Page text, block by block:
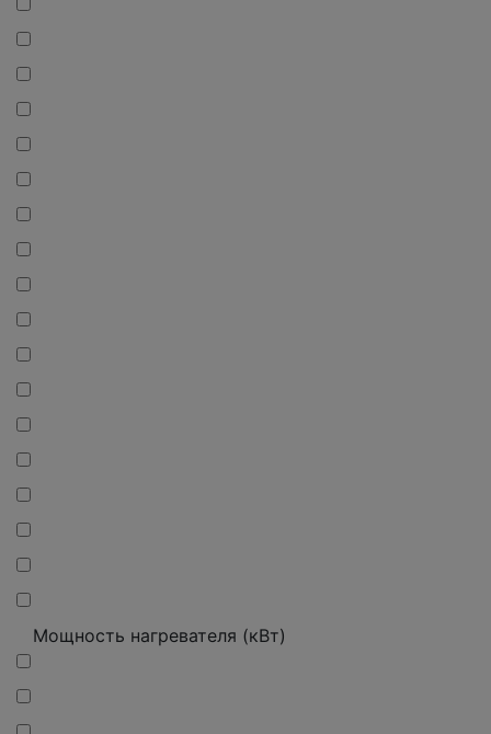
Мощность нагревателя (кВт)